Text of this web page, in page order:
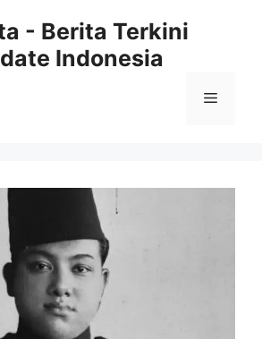
- Berita Terkini
Indonesia
Menu